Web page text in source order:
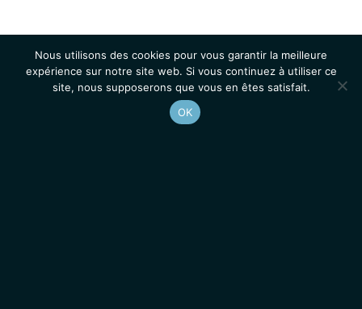
Nous utilisons des cookies pour vous garantir la meilleure
expérience sur notre site web. Si vous continuez à utiliser ce
site, nous supposerons que vous en êtes satisfait.
OK